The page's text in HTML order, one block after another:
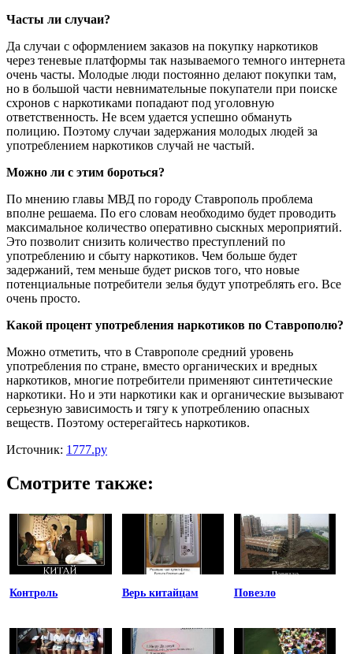
Часты ли случаи?
Да случаи с оформлением заказов на покупку наркотиков
через теневые платформы так называемого темного интернета
очень часты. Молодые люди постоянно делают покупки там,
но в большой части невнимательные покупатели при поиске
схронов с наркотиками попадают под уголовную
ответственность. Не всем удается успешно обмануть
полицию. Поэтому случаи задержания молодых людей за
употреблением наркотиков случай не частый.
Можно ли с этим бороться?
По мнению главы МВД по городу Ставрополь проблема
вполне решаема. По его словам необходимо будет проводить
максимальное количество оперативно сыскных мероприятий.
Это позволит снизить количество преступлений по
употреблению и сбыту наркотиков. Чем больше будет
задержаний, тем меньше будет рисков того, что новые
потенциальные потребители зелья будут употреблять его. Все
очень просто.
Какой процент употребления наркотиков по Ставрополю?
Можно отметить, что в Ставрополе средний уровень
употребления по стране, вместо органических и вредных
наркотиков, многие потребители применяют синтетические
наркотики. Но и эти наркотики как и органические вызывают
серьезную зависимость и тягу к употреблению опасных
веществ. Поэтому остерегайтесь наркотиков.
Источник: 1777.ру
Смотрите также:
Контроль Верь китайцам Повезло